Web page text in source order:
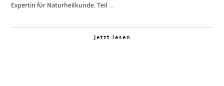
Expertin für Naturheilkunde. Teil ...
Jetzt lesen